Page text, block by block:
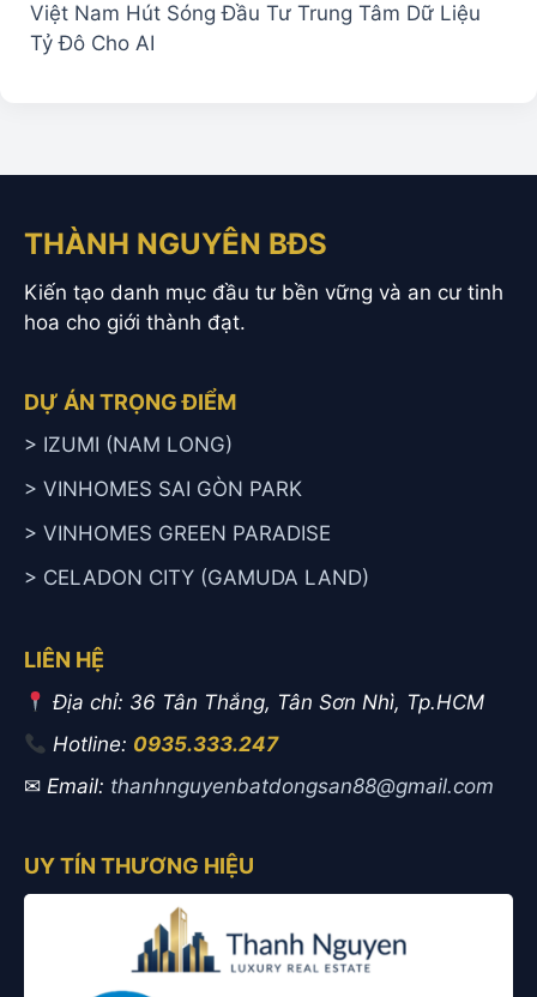
Việt Nam Hút Sóng Đầu Tư Trung Tâm Dữ Liệu
Tỷ Đô Cho AI
THÀNH NGUYÊN BĐS
Kiến tạo danh mục đầu tư bền vững và an cư tinh
hoa cho giới thành đạt.
DỰ ÁN TRỌNG ĐIỂM
> IZUMI (NAM LONG)
> VINHOMES SAI GÒN PARK
> VINHOMES GREEN PARADISE
> CELADON CITY (GAMUDA LAND)
LIÊN HỆ
Địa chỉ: 36 Tân Thắng, Tân Sơn Nhì, Tp.HCM
Hotline: 0935.333.247
✉ Email: thanhnguyenbatdongsan88@gmail.com
UY TÍN THƯƠNG HIỆU